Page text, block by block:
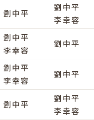
劉中平
劉中平
李幸容
劉中平
李幸容
劉中平
劉中平
李幸容
劉中平
劉中平
劉中平
李幸容